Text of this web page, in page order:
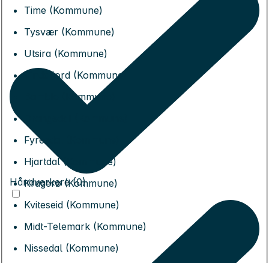
Time (Kommune)
Tysvær (Kommune)
Utsira (Kommune)
Vindafjord (Kommune)
Bamble (Kommune)
Fyresdal (Kommune)
Hjartdal (Kommune)
Kragerø (Kommune)
Kviteseid (Kommune)
Midt-Telemark (Kommune)
Nissedal (Kommune)
Håndverkere (0)